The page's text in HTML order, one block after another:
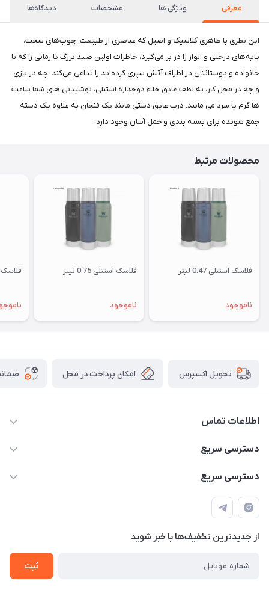
معرفی ویژگی ها مشخصات دیدگاه‌ها
این بطری با ظاهری کلاسیک و اصیل که عناصری از طبیعت، چوب‌های سخت،
پایه‌های درختی و الوار را در بر می‌گیرد، خاطرات اولین صید بزرگ یا زمانی را که با
خانواده و دوستانتان در اطراف آتش سپری کرده‌اید را تداعی می‌کند. چه در بازی
و چه در محل کار، به لطف عایق خلاء دوجداره استنلی، نوشیدنی های شما ساعت
ها گرم یا سرد می مانند. درب عایق دستی مانند یک فنجان به علاوه یک دسته
جمع شونده برای بسته بندی و حمل آسان وجود دارد.
محصولات مرتبط
فلاسک استنلی 0.47 لیتر
ناموجود
فلاسک استنلی 0.75 لیتر
ناموجود
فلاسک
تحویل اکسپرس امکان پرداخت در محل
اطلاعات تماس
۰۹۳۵۶۰۴۰۳۶۵
سیمای ورزش
دسترسی سریع
اسکیت فلایینگ ایگل
اسکیت دخترانه
دسترسی سریع
اسکوتر برقی دخترانه
اسکیت روسز
اسکوتر
از جدید‌ترین تخفیف‌ها با‌ خبر شوید
ثبت